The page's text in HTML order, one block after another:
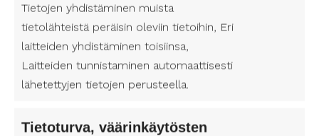
Tietojen yhdistäminen muista
tietolähteistä peräisin oleviin tietoihin, Eri
laitteiden yhdistäminen toisiinsa,
Laitteiden tunnistaminen automaattisesti
lähetettyjen tietojen perusteella.
Tietoturva, väärinkäytösten
avun tarvitsijan arkea ja auttaa tätä säilyttämään
itsenäisyyden ja elämänlaadun. Palveluseteli
tarjoaa joustavan ja asiakaslähtöisen tavan
järjestää tarvittava tuki, ja Suomen
Avustajapalvelut on valmis olemaan osana tätä
Lue lisää täältä:Henkilökohtainen avustaja